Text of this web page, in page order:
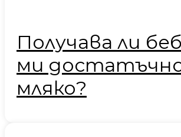
Получава ли
ми
мляко?